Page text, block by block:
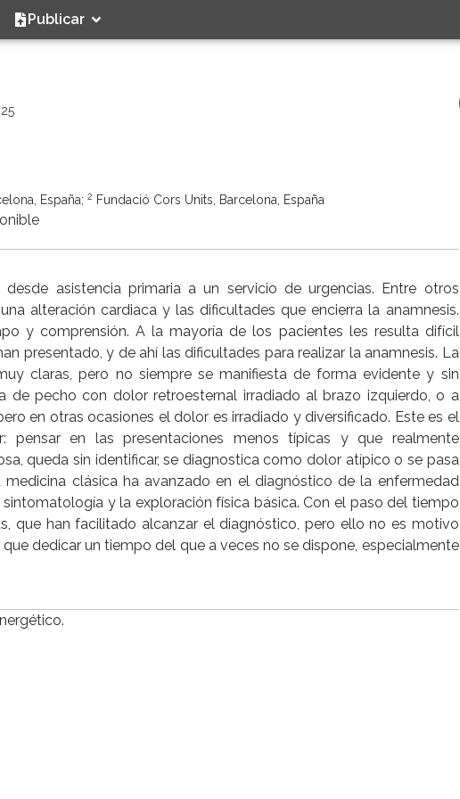
Publicar
España; 2 Fundació Cors Units, Barcelona, España
asistencia primaria a un servicio de urgencias. Entre otros
alteración cardiaca y las dificultades que encierra la anamnesis.
y comprensión. A la mayoría de los pacientes les resulta difícil
presentado, y de ahí las dificultades para realizar la anamnesis. La
claras, pero no siempre se manifiesta de forma evidente y sin
de pecho con dolor retroesternal irradiado al brazo izquierdo, o a
en otras ocasiones el dolor es irradiado y diversificado. Este es el
pensar en las presentaciones menos típicas y que realmente
queda sin identificar, se diagnostica como dolor atípico o se pasa
clásica ha avanzado en el diagnóstico de la enfermedad
y la exploración física básica. Con el paso del tiempo
que han facilitado alcanzar el diagnóstico, pero ello no es motivo
dedicar un tiempo del que a veces no se dispone, especialmente